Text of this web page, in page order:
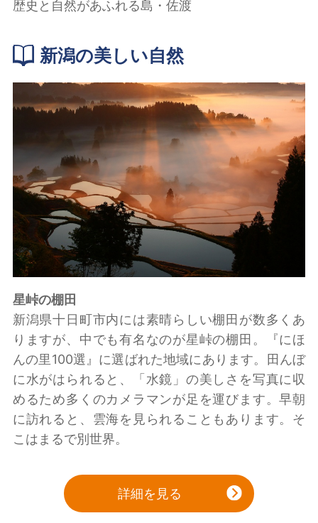
歴史と自然があふれる島・佐渡
新潟の美しい自然
星峠の棚田
新潟県十日町市内には素晴らしい棚田が数多くあ
りますが、中でも有名なのが星峠の棚田。『にほ
んの里100選』に選ばれた地域にあります。田んぼ
に水がはられると、「水鏡」の美しさを写真に収
めるため多くのカメラマンが足を運びます。早朝
に訪れると、雲海を見られることもあります。そ
こはまるで別世界。
詳細を見る